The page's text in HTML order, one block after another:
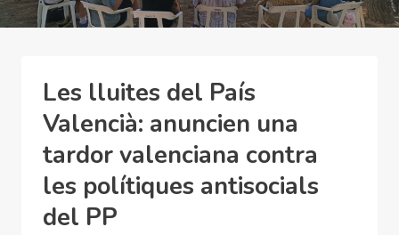
Les lluites del País
Valencià: anuncien una
tardor valenciana contra
les polítiques antisocials
del PP